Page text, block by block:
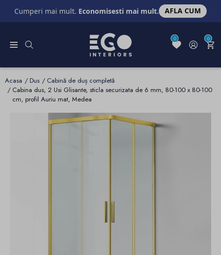
Cumperi mai mult. Economisesti mai mult. AFLA CUM
0 0
Acasa Dus
Cabină de duș completă
Cabina dus, 2 Usi Glisante, sticla securizata de 6 mm, 80-100 x 80-100
cm, profil Auriu mat, Medea